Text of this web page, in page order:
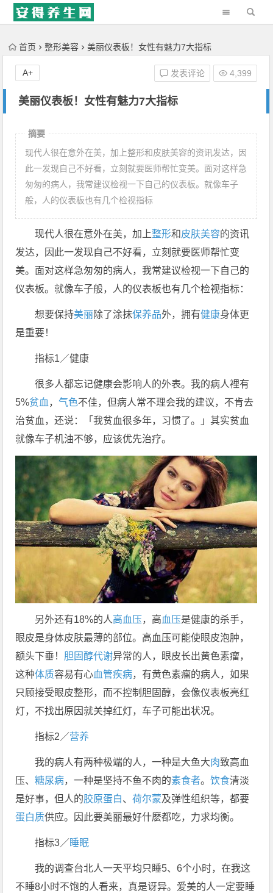
'); })();
首页 整形美容 美丽仪表板！女性有魅力7大指标
美丽仪表板！女性有魅力7大指标
发表评论 4,399
A+
摘要
现代人很在意外在美，加上整形和皮肤美容的资讯发达，因
此一发现自己不好看，立刻就要医师帮忙变美。面对这样急
匆匆的病人，我常建议检视一下自己的仪表板。就像车子
般，人的仪表板也有几个检视指标
现代人很在意外在美，加上整形和皮肤美容的资讯
发达，因此一发现自己不好看，立刻就要医师帮忙变
美。面对这样急匆匆的病人，我常建议检视一下自己的
仪表板。就像车子般，人的仪表板也有几个检视指标：
想要保持美丽除了涂抹保养品外，拥有健康身体更
是重要！
指标1／健康
很多人都忘记健康会影响人的外表。我的病人裡有
5%贫血 ，气色不佳，但病人常不理会我的建议，不肯去
治贫血，还说：「我贫血很多年，习惯了。」其实贫血
就像车子机油不够，应该优先治疗。
另外还有18%的人高血压，高血压是健康的杀手，
眼皮是身体皮肤最薄的部位。高血压可能使眼皮泡肿，
额头下垂！ 胆固醇代谢异常的人，眼皮长出黄色素瘤，
这种体质容易有心血管疾病，有黄色素瘤的病人，如果
只顾接受眼皮整形，而不控制胆固醇，会像仪表板亮红
灯，不找出原因就关掉红灯，车子可能出状况。
指标2／营养
我的病人有两种极端的人，一种是大鱼大肉致高血
压、糖尿病，一种是坚持不鱼不肉的素食者。饮食清淡
是好事，但人的胶原蛋白、荷尔蒙及弹性组织等，都要
蛋白质供应。因此要美丽最好什麽都吃，力求均衡。
指标3／睡眠
我的调查台北人一天平均只睡5、6个小时，在我这
不睡8小时不饱的人看来，真是讶异。爱美的人一定要睡